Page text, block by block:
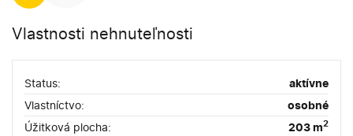
*nová rekonštrukcia
poloha vrámci rozvíjajúcej sa obce
reštaurácia, salónik, kuchyňa, sklad a toalety a 40m2 v
suteréne, kde sú dva sklady, chodba a kancelária so šatňou.
Vlastnosti nehnuteľnosti
Status:
aktívne
Vlastníctvo:
osobné
Úžitková plocha:
203 m2